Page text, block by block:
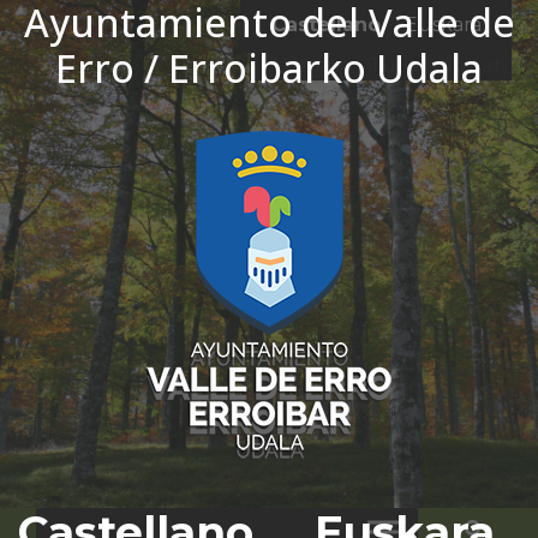
Ayuntamiento del Valle de
Erro / Erroibarko Udala
Ir al contenido
Castellano
Euskara
El tiempo - Tutiempo.net